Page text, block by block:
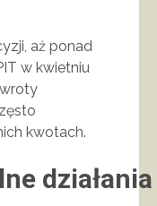
aż ponad
w kwietniu
kwotach.
działania